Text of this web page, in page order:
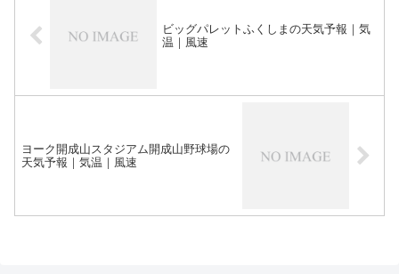
ビッグパレットふくしまの天気予報｜気
温｜風速
ヨーク開成山スタジアム開成山野球場の
天気予報｜気温｜風速